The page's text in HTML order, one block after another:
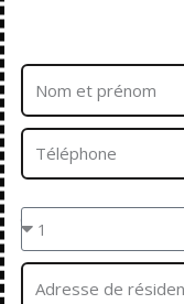
Nom
prénom
Téléphone
Quantités
Adresse